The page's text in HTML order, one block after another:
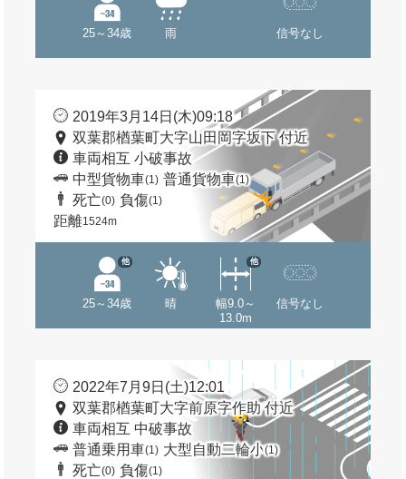
25～34歳 雨 信号なし
2019年3月14日(木)09:18
双葉郡楢葉町大字山田岡字坂下 付近
車両相互 小破事故
中型貨物車(1) 普通貨物車(1)
死亡(0) 負傷(1)
距離1524m
25～34歳
他
晴
幅9.0～
13.0m
他
信号なし
2022年7月9日(土)12:01
双葉郡楢葉町大字前原字作助 付近
車両相互 中破事故
普通乗用車(1) 大型自動二輪小(1)
死亡(0) 負傷(1)